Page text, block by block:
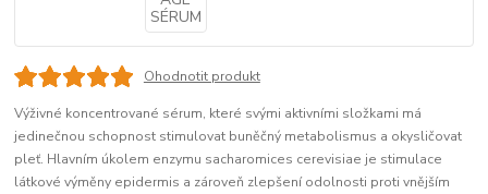
Ohodnotit produkt
Výživné koncentrované sérum, které svými aktivními složkami má
jedinečnou schopnost stimulovat buněčný metabolismus a okysličovat
pleť. Hlavním úkolem enzymu sacharomices cerevisiae je stimulace
látkové výměny epidermis a zároveň zlepšení odolnosti proti vnějším